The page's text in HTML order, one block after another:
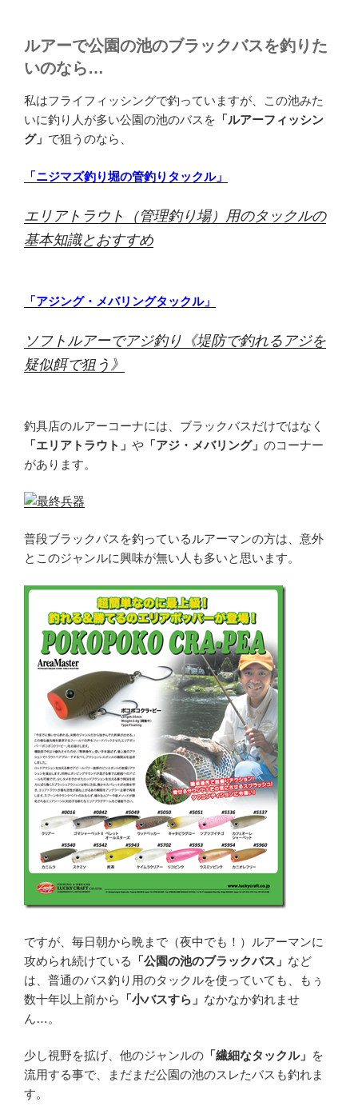
ルアーで公園の池のブラックバスを釣りた
いのなら…
私はフライフィッシングで釣っていますが、この池みた
いに釣り人が多い公園の池のバスを 「ルアーフィッシン
グ」 で狙うのなら、
「ニジマズ釣り堀の管釣りタックル」
エリアトラウト（管理釣り場）用のタックルの
基本知識とおすすめ
「アジング・メバリングタックル」
ソフトルアーでアジ釣り《堤防で釣れるアジを
疑似餌で狙う》
釣具店のルアーコーナには、ブラックバスだけではなく
「エリアトラウト」 や 「アジ・メバリング」 のコーナー
があります。
普段ブラックバスを釣っているルアーマンの方は、意外
とこのジャンルに興味が無い人も多いと思います。
ですが、毎日朝から晩まで（夜中でも！）ルアーマンに
攻められ続けている
「公園の池のブラックバス」 など
は、普通のバス釣り用のタックルを使っていても、もぅ
数十年以上前から
「小バスすら」 なかなか釣れませ
ん…。
少し視野を拡げ、他のジャンルの 「繊細なタックル」 を
流用する事で、まだまだ公園の池のスレたバスも釣れま
す。